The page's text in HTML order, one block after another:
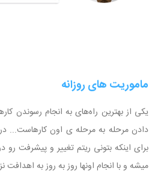
ماموریت های روزانه
یکی از بهترین راه‌های به انجام رسوندن
دادن مرحله به مرحله ی اون کارهاست...
برای اینکه بتونی ریتم تغییر و پیشرفت
میشه و با انجام اونها روز به روز به